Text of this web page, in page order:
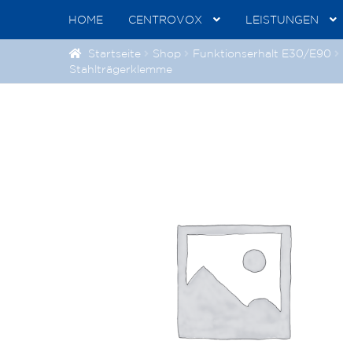
HOME CENTROVOX LEISTUNGEN
Startseite Shop Funktionserhalt E30/E90
Stahlträgerklemme